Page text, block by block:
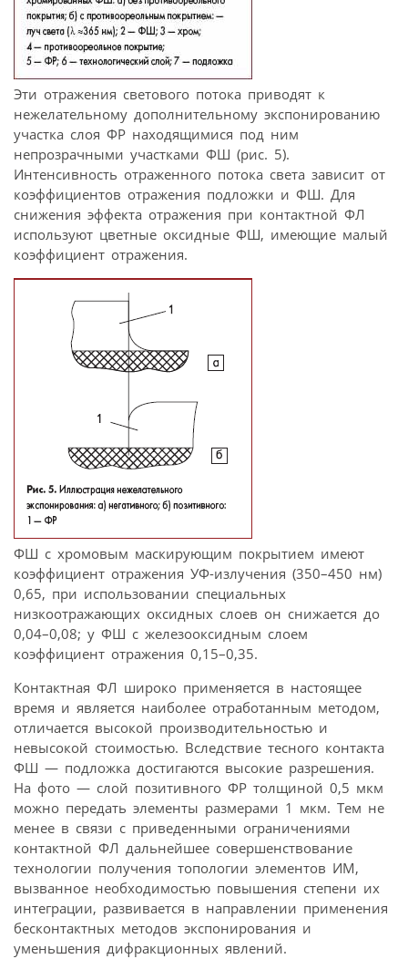
Эти отражения светового потока приводят к
нежелательному дополнительному экспонированию
участка слоя ФР находящимися под ним
непрозрачными участками ФШ (рис. 5).
Интенсивность отраженного потока света зависит от
коэффициентов отражения подложки и ФШ. Для
снижения эффекта отражения при контактной ФЛ
используют цветные оксидные ФШ, имеющие малый
коэффициент отражения.
ФШ с хромовым маскирующим покрытием имеют
коэффициент отражения УФ-излучения (350–450 нм)
0,65, при использовании специальных
низкоотражающих оксидных слоев он снижается до
0,04–0,08; у ФШ с железооксидным слоем
коэффициент отражения 0,15–0,35.
Контактная ФЛ широко применяется в настоящее
время и является наиболее отработанным методом,
отличается высокой производительностью и
невысокой стоимостью. Вследствие тесного контакта
ФШ — подложка достигаются высокие разрешения.
На фото — слой позитивного ФР толщиной 0,5 мкм
можно передать элементы размерами 1 мкм. Тем не
менее в связи с приведенными ограничениями
контактной ФЛ дальнейшее совершенствование
технологии получения топологии элементов ИМ,
вызванное необходимостью повышения степени их
интеграции, развивается в направлении применения
бесконтактных методов экспонирования и
уменьшения дифракционных явлений.